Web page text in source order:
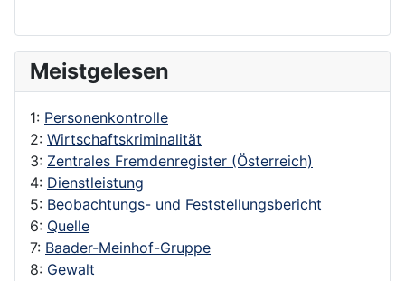
Meistgelesen
1: Personenkontrolle
2: Wirtschaftskriminalität
3: Zentrales Fremdenregister (Österreich)
4: Dienstleistung
5: Beobachtungs- und Feststellungsbericht
6: Quelle
7: Baader-Meinhof-Gruppe
8: Gewalt